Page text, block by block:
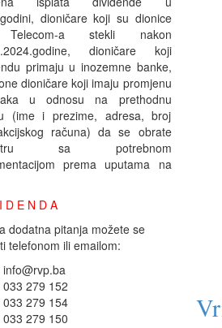
dioničare koji su dionice
a stekli nakon
dioničare koji
primaju u inozemne banke,
dioničare koji imaju promjenu
u odnosu na prethodnu
(ime i prezime, adresa, broj
računa) da se obrate
sa potrebnom
prema uputama na
D E N D A
dodatna pitanja možete se
telefonom ili emailom:
info@rvp.ba
033 279 152
033 279 154
033 279 150